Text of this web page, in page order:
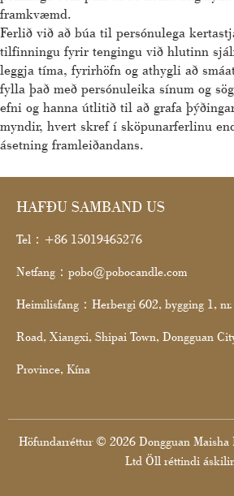
framkvæmd.
Ferlið við að búa til persónulega
tilfinningu fyrir tengingu við hlutinn
leggja tíma, fyrirhöfn og athygli að
fylla það með persónuleika sínum og
efni og hanna útlitið til að grafa
myndir, hvert skref í sköpunarferlinu
ásetning framleiðandans.
HAFÐU SAMBAND US
Tel：+86 15019465276
Netfang：pobo@pobocandle.com
Heimilisfang：Herbergi 602, bygging 1,
Road, Xiangxi, Shipai Town, Dongguan
Province, Kína
Höfundarréttur © 2026 Dongguan Maisha
Ltd Öll réttindi